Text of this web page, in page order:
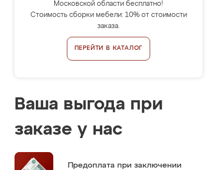
Московской области бесплатно!
Стоимость сборки мебели: 10% от стоимости
заказа.
ПЕРЕЙТИ В КАТАЛОГ
Ваша выгода при
заказе у нас
Предоплата при заключении